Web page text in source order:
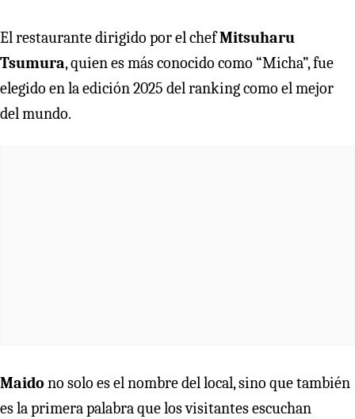
El restaurante dirigido por el chefMitsuharu
Tsumura, quien es más conocido como “Micha”, fue
elegido en la edición 2025 del ranking como el mejor
del mundo.
Maido no solo es el nombre del local, sino que también
es la primera palabra que los visitantes escuchan